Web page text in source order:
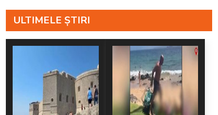
ULTIMELE ȘTIRI